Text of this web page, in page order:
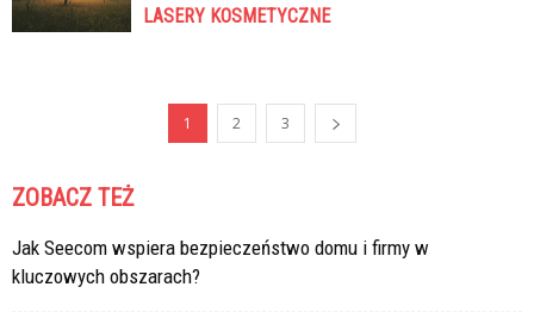
LASERY KOSMETYCZNE
1 2 3
ZOBACZ TEŻ
Jak Seecom wspiera bezpieczeństwo domu i firmy w
kluczowych obszarach?